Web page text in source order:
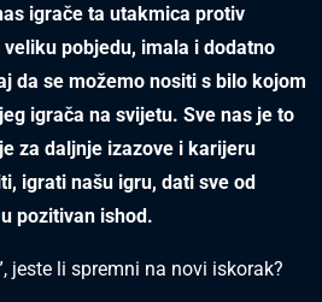
igrače ta utakmica protiv
pobjedu, imala i dodatno
da se možemo nositi s bilo kojom
igrača na svijetu. Sve nas je to
za daljnje izazove i karijeru
igrati našu igru, dati sve od
pozitivan ishod.
jeste li spremni na novi iskorak?